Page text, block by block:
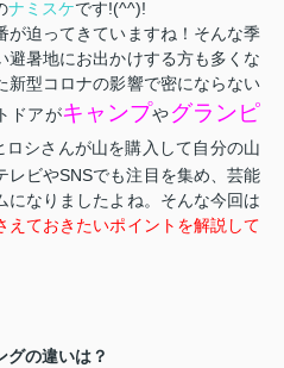
ナミスケです!(^^)!
が迫ってきていますね！そんな季
避暑地にお出かけする方も多くな
新型コロナの影響で密にならない
ドアがキャンプやグランピ
シさんが山を購入して自分の山
レビやSNSでも注目を集め、芸能
になりましたよね。そんな今回は
えておきたいポイントを解説して
グの違いは？